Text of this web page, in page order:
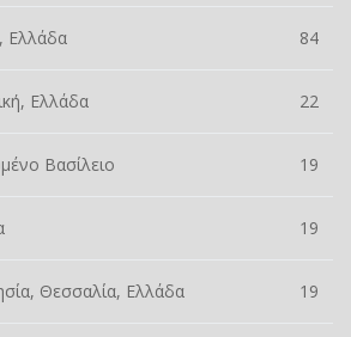
Ελλάδα 84
Ελλάδα 22
Βασίλειο 19
19
Θεσσαλία, Ελλάδα 19